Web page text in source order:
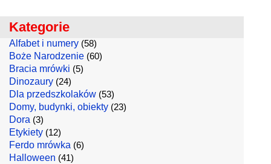
Kategorie
Alfabet i numery (58)
Boże Narodzenie (60)
Bracia mrówki (5)
Dinozaury (24)
Dla przedszkolaków (53)
Domy, budynki, obiekty (23)
Dora (3)
Etykiety (12)
Ferdo mrówka (6)
Halloween (41)